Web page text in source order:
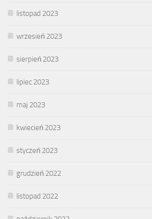
listopad 2023
wrzesień 2023
sierpień 2023
lipiec 2023
maj 2023
kwiecień 2023
styczeń 2023
grudzień 2022
listopad 2022